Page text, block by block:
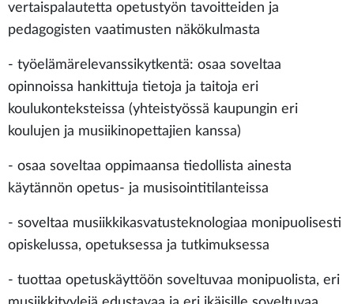
vertaispalautetta opetustyön tavoitteiden ja
pedagogisten vaatimusten näkökulmasta
- työelämärelevanssikytkentä: osaa soveltaa
opinnoissa hankittuja tietoja ja taitoja eri
koulukonteksteissa (yhteistyössä kaupungin eri
koulujen ja musiikinopettajien kanssa)
- osaa soveltaa oppimaansa tiedollista ainesta
käytännön opetus- ja musisointitilanteissa
- soveltaa musiikkikasvatusteknologiaa monipuolisesti
opiskelussa, opetuksessa ja tutkimuksessa
- tuottaa opetuskäyttöön soveltuvaa monipuolista, eri